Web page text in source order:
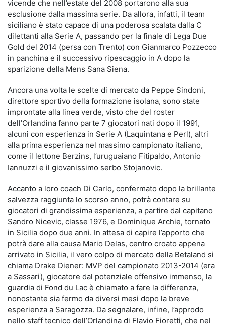
vicende che nell’estate del 2008 portarono alla sua
esclusione dalla massima serie. Da allora, infatti, il team
siciliano è stato capace di una poderosa scalata dalla C
dilettanti alla Serie A, passando per la finale di Lega Due
Gold del 2014 (persa con Trento) con Gianmarco Pozzecco
in panchina e il successivo ripescaggio in A dopo la
sparizione della Mens Sana Siena.
Ancora una volta le scelte di mercato da Peppe Sindoni,
direttore sportivo della formazione isolana, sono state
improntate alla linea verde, visto che del roster
dell’Orlandina fanno parte 7 giocatori nati dopo il 1991,
alcuni con esperienza in Serie A (Laquintana e Perl), altri
alla prima esperienza nel massimo campionato italiano,
come il lettone Berzins, l’uruguaiano Fitipaldo, Antonio
Iannuzzi e il giovanissimo serbo Stojanovic.
Accanto a loro coach Di Carlo, confermato dopo la brillante
salvezza raggiunta lo scorso anno, potrà contare su
giocatori di grandissima esperienza, a partire dal capitano
Sandro Nicevic, classe 1976, e Dominique Archie, tornato
in Sicilia dopo due anni. In attesa di capire l’apporto che
potrà dare alla causa Mario Delas, centro croato appena
arrivato in Sicilia, il vero colpo di mercato della Betaland si
chiama Drake Diener: MVP del campionato 2013-2014 (era
a Sassari), giocatore dal potenziale offensivo immenso, la
guardia di Fond du Lac è chiamato a fare la differenza,
nonostante sia fermo da diversi mesi dopo la breve
esperienza a Saragozza. Da segnalare, infine, l’approdo
nello staff tecnico dell’Orlandina di Flavio Fioretti, che nel